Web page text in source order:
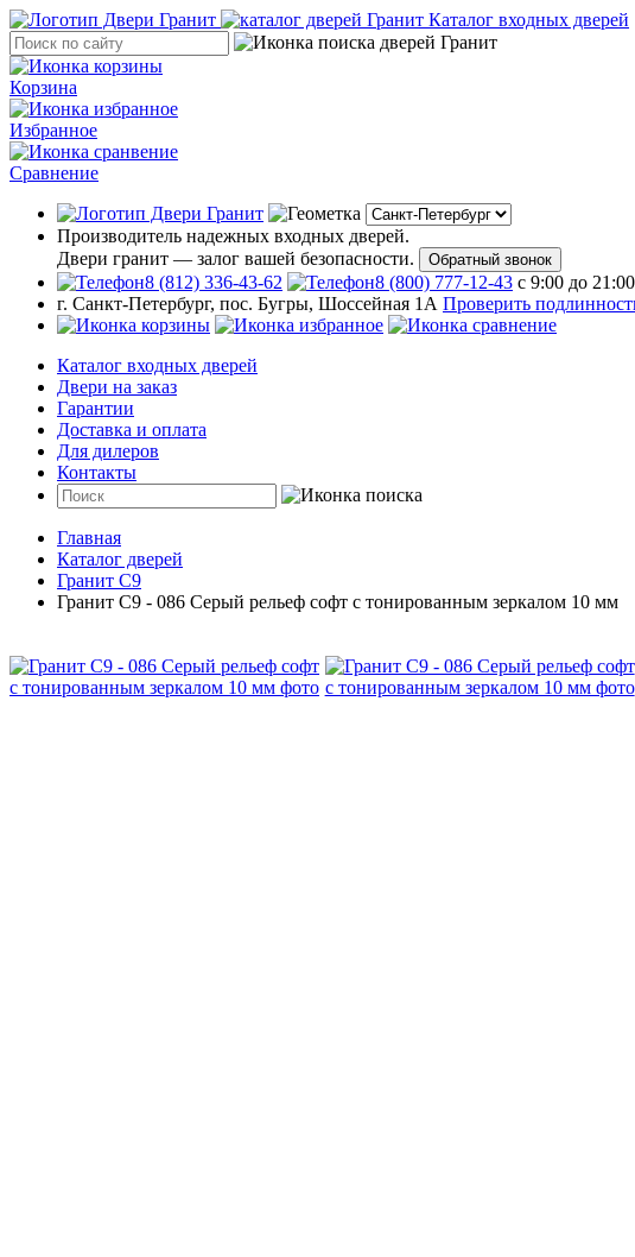
Каталог входных дверей
Корзина
Избранное
Сравнение
Производитель надежных входных дверей.
Двери гранит — залог вашей безопасности.
Обратный звонок
8 (812) 336-43-62 8 (800) 777-12-43 с 9:00 до
г. Санкт-Петербург, пос. Бугры, Шоссейная 1А Проверить
Каталог входных дверей
Двери на заказ
Гарантии
Доставка и оплата
Для дилеров
Контакты
Главная
Каталог дверей
Гранит С9
Гранит С9 - 086 Серый рельеф софт с тонированным зеркалом 10 мм